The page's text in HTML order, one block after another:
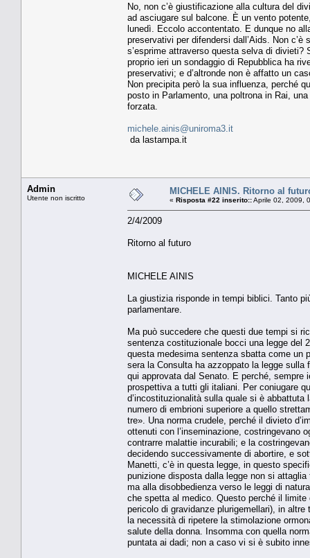
No, non c’è giustificazione alla cultura del
ad asciugare sul balcone. È un vento
lunedì. Eccolo accontentato. E dunque no
preservativi per difendersi dall’Aids. Non
s’esprime attraverso questa selva di
proprio ieri un sondaggio di Repubblica ha
preservativi; e d’altronde non è affatto un
Non precipita però la sua influenza, perché
posto in Parlamento, una poltrona in Rai,
forzata.
michele.ainis@uniroma3.it
da lastampa.it
Admin
Utente non iscritto
MICHELE AINIS. Ritorno al
« Risposta #22 inserito::Aprile 02, 2009,
2/4/2009
Ritorno al futuro
MICHELE AINIS
La giustizia risponde in tempi biblici. Tanto
parlamentare.
Ma può succedere che questi due tempi si
sentenza costituzionale bocci una legge del
questa medesima sentenza sbatta come un
sera la Consulta ha azzoppato la legge
qui approvata dal Senato. E perché,
prospettiva a tutti gli italiani. Per coniugare
d’incostituzionalità sulla quale si è
numero di embrioni superiore a quello
tre». Una norma crudele, perché il divieto
ottenuti con l’inseminazione, costringevano
contrarre malattie incurabili; e la
decidendo successivamente di abortire, e
Manetti, c’è in questa legge, in questo
punizione disposta dalla legge non si
ma alla disobbedienza verso le leggi di
che spetta al medico. Questo perché il
pericolo di gravidanze plurigemellari), in
la necessità di ripetere la stimolazione
salute della donna. Insomma con quella
puntata ai dadi; non a caso vi si è subito